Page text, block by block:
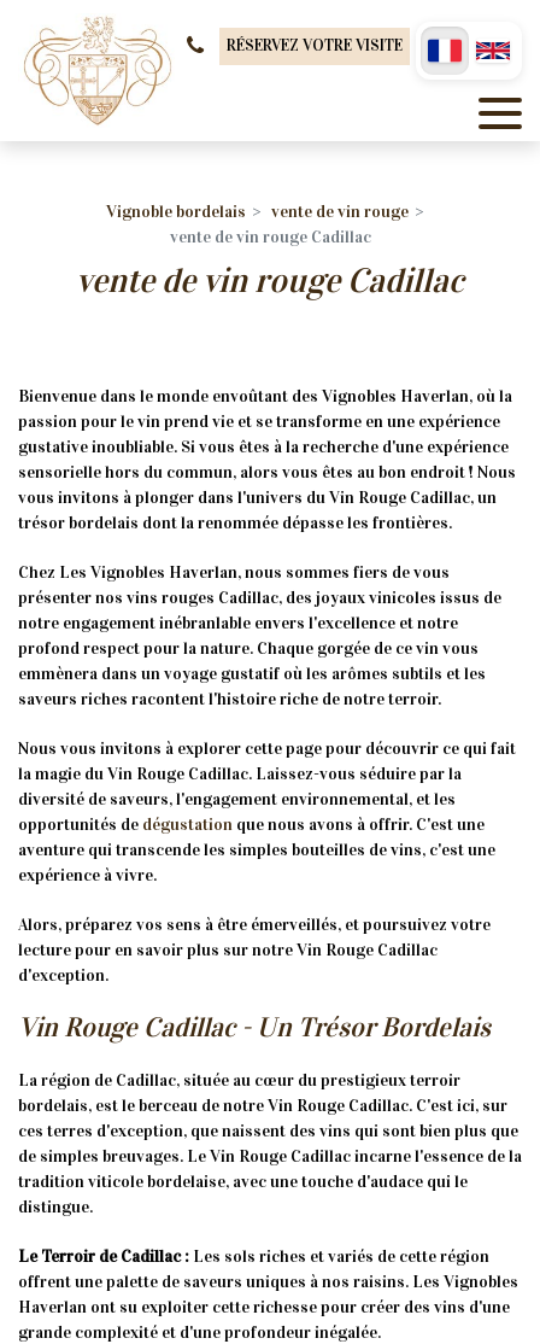
RÉSERVEZ VOTRE VISITE
Vignoble bordelais
vente de vin rouge
vente de vin rouge Cadillac
vente de vin rouge Cadillac
Bienvenue dans le monde envoûtant des Vignobles Haverlan, où la
passion pour le vin prend vie et se transforme en une expérience
gustative inoubliable. Si vous êtes à la recherche d'une expérience
sensorielle hors du commun, alors vous êtes au bon endroit ! Nous
vous invitons à plonger dans l'univers du Vin Rouge Cadillac, un
trésor bordelais dont la renommée dépasse les frontières.
Chez Les Vignobles Haverlan, nous sommes fiers de vous
présenter nos vins rouges Cadillac, des joyaux vinicoles issus de
notre engagement inébranlable envers l'excellence et notre
profond respect pour la nature. Chaque gorgée de ce vin vous
emmènera dans un voyage gustatif où les arômes subtils et les
saveurs riches racontent l'histoire riche de notre terroir.
Nous vous invitons à explorer cette page pour découvrir ce qui fait
la magie du Vin Rouge Cadillac. Laissez-vous séduire par la
diversité de saveurs, l'engagement environnemental, et les
opportunités de dégustation que nous avons à offrir. C'est une
aventure qui transcende les simples bouteilles de vins, c'est une
expérience à vivre.
Alors, préparez vos sens à être émerveillés, et poursuivez votre
lecture pour en savoir plus sur notre Vin Rouge Cadillac
d'exception.
Vin Rouge Cadillac - Un Trésor Bordelais
La région de Cadillac, située au cœur du prestigieux terroir
bordelais, est le berceau de notre Vin Rouge Cadillac. C'est ici, sur
ces terres d'exception, que naissent des vins qui sont bien plus que
de simples breuvages. Le Vin Rouge Cadillac incarne l'essence de la
tradition viticole bordelaise, avec une touche d'audace qui le
distingue.
Le Terroir de Cadillac : Les sols riches et variés de cette région
offrent une palette de saveurs uniques à nos raisins. Les Vignobles
Haverlan ont su exploiter cette richesse pour créer des vins d'une
grande complexité et d'une profondeur inégalée.
Panneau de gestion des cookies